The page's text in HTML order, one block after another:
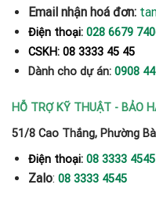
Email nhận hoá đơn:
Điện thoại: 028 6679
CSKH: 08 3333 45 45
Dành cho dự án: 0908
HỖ TRỢ KỸ THUẬT - BẢO
51/8 Cao Thắng, Phường
Điện thoại: 08 3333 4545
Zalo: 08 3333 4545